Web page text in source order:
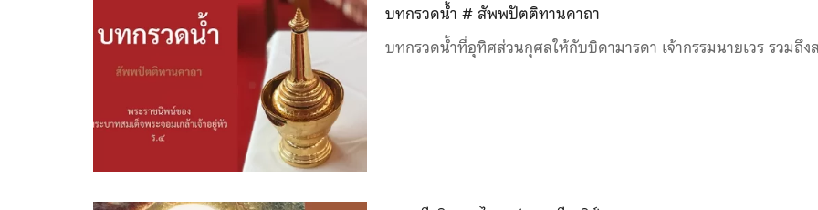
บทกรวดน้ำ # สัพพปัตติทานคาถา
บทกรวดน้ำที่อุทิศส่วนกุศลให้กับบิดามารดา เจ้ากรรมนายเวร รวมถึ